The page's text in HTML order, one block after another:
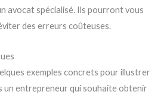
avocat spécialisé. Ils pourront vous
des erreurs coûteuses.
exemples concrets pour illustrer
un entrepreneur qui souhaite obtenir